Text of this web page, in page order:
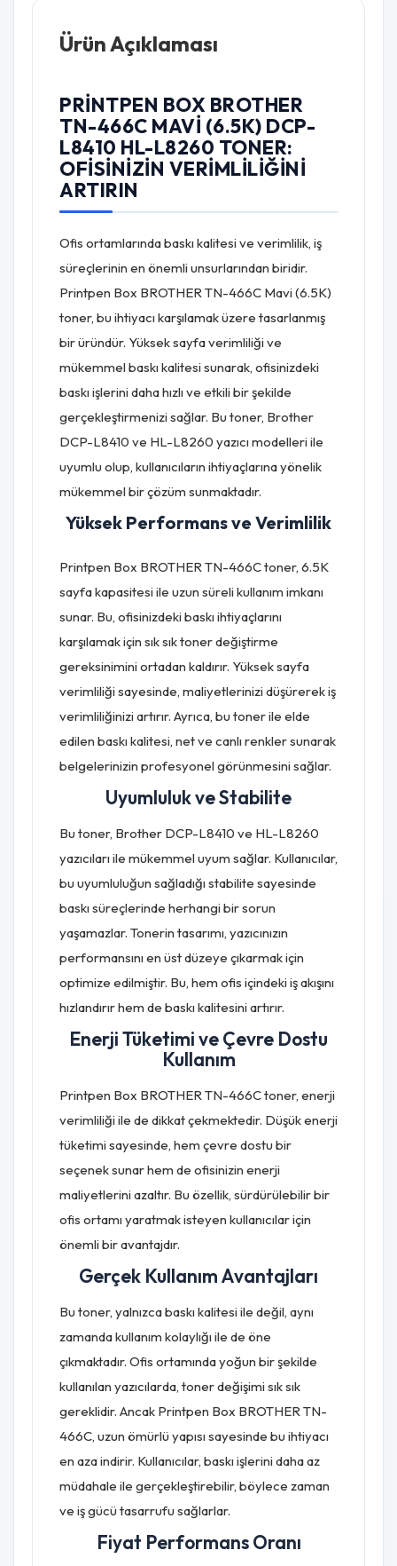
Ürün Açıklaması
PRINTPEN BOX BROTHER
TN-466C MAVI (6.5K) DCP-
L8410 HL-L8260 TONER:
OFISINIZIN VERIMLILIĞINI
ARTIRIN
Ofis ortamlarında baskı kalitesi ve verimlilik, iş
süreçlerinin en önemli unsurlarından biridir.
Printpen Box BROTHER TN-466C Mavi (6.5K)
toner, bu ihtiyacı karşılamak üzere tasarlanmış
bir üründür. Yüksek sayfa verimliliği ve
mükemmel baskı kalitesi sunarak, ofisinizdeki
baskı işlerini daha hızlı ve etkili bir şekilde
gerçekleştirmenizi sağlar. Bu toner, Brother
DCP-L8410 ve HL-L8260 yazıcı modelleri ile
uyumlu olup, kullanıcıların ihtiyaçlarına yönelik
mükemmel bir çözüm sunmaktadır.
Yüksek Performans ve Verimlilik
Printpen Box BROTHER TN-466C toner, 6.5K
sayfa kapasitesi ile uzun süreli kullanım imkanı
sunar. Bu, ofisinizdeki baskı ihtiyaçlarını
karşılamak için sık sık toner değiştirme
gereksinimini ortadan kaldırır. Yüksek sayfa
verimliliği sayesinde, maliyetlerinizi düşürerek iş
verimliliğinizi artırır. Ayrıca, bu toner ile elde
edilen baskı kalitesi, net ve canlı renkler sunarak
belgelerinizin profesyonel görünmesini sağlar.
Uyumluluk ve Stabilite
Bu toner, Brother DCP-L8410 ve HL-L8260
yazıcıları ile mükemmel uyum sağlar. Kullanıcılar,
bu uyumluluğun sağladığı stabilite sayesinde
baskı süreçlerinde herhangi bir sorun
yaşamazlar. Tonerin tasarımı, yazıcınızın
performansını en üst düzeye çıkarmak için
optimize edilmiştir. Bu, hem ofis içindeki iş akışını
hızlandırır hem de baskı kalitesini artırır.
Enerji Tüketimi ve Çevre Dostu
Kullanım
Printpen Box BROTHER TN-466C toner, enerji
verimliliği ile de dikkat çekmektedir. Düşük enerji
tüketimi sayesinde, hem çevre dostu bir
seçenek sunar hem de ofisinizin enerji
maliyetlerini azaltır. Bu özellik, sürdürülebilir bir
ofis ortamı yaratmak isteyen kullanıcılar için
önemli bir avantajdır.
Gerçek Kullanım Avantajları
Bu toner, yalnızca baskı kalitesi ile değil, aynı
zamanda kullanım kolaylığı ile de öne
çıkmaktadır. Ofis ortamında yoğun bir şekilde
kullanılan yazıcılarda, toner değişimi sık sık
gereklidir. Ancak Printpen Box BROTHER TN-
466C, uzun ömürlü yapısı sayesinde bu ihtiyacı
en aza indirir. Kullanıcılar, baskı işlerini daha az
müdahale ile gerçekleştirebilir, böylece zaman
ve iş gücü tasarrufu sağlarlar.
Fiyat Performans Oranı